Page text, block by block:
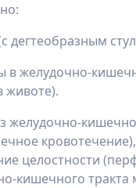
дегтеобразным
в желудочно-
животе).
желудочно-
целостности
кишечного тракта